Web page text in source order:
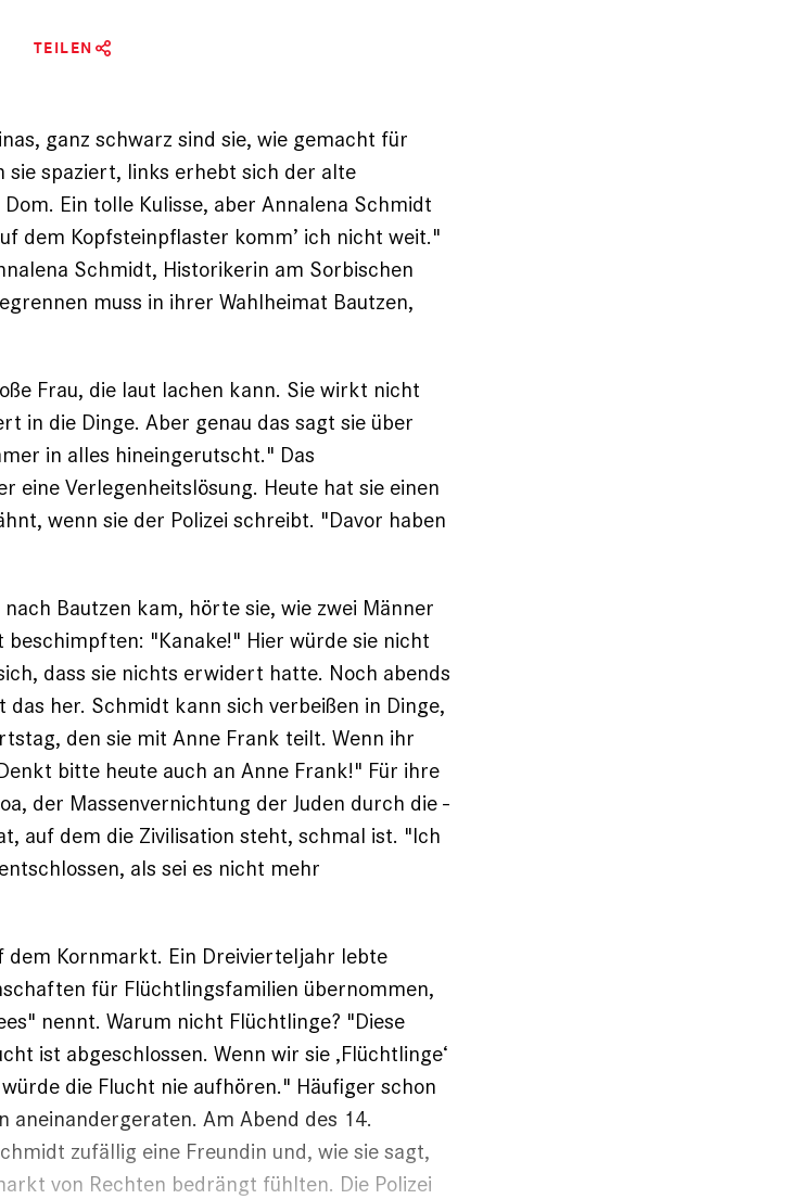
TEILEN
ganz schwarz sind sie, wie gemacht für
sie spaziert, links erhebt sich der alte
Ein tolle ­Kulisse, aber Annalena Schmidt
dem Kopfsteinpflaster komm’ ich nicht weit."
Schmidt, Historikerin am Sorbischen
muss in ihrer Wahlheimat Bautzen,
Frau, die laut ­lachen kann. Sie wirkt nicht
in die Dinge. Aber genau das sagt sie über
in alles hineingerutscht." Das
eine Verlegenheitslösung. Heute hat sie einen
wenn sie der Polizei schreibt. "Davor haben
Bautzen kam, hörte sie, wie zwei Männer
"Kanake!" Hier würde sie nicht
dass sie nichts erwidert hatte. Noch abends
das her. Schmidt kann sich verbeißen in Dinge,
den sie mit Anne Frank teilt. Wenn ihr
bitte heute auch an Anne Frank!" Für ihre
der Massenvernichtung der Juden durch die
auf dem die Zivili­sation steht, schmal ist. "Ich
als sei es nicht mehr
dem Kornmarkt. Ein Dreivierteljahr lebte
für Flüchtlingsfamilien übernommen,
nennt. Warum nicht Flüchtlinge? "Diese
ist abgeschlossen. Wenn wir sie ‚Flüchtlinge‘
die Flucht nie aufhören." Häufiger schon
Am Abend des 14.
zufällig eine Freundin und, wie sie sagt,
von Rechten bedrängt fühlten. Die Polizei